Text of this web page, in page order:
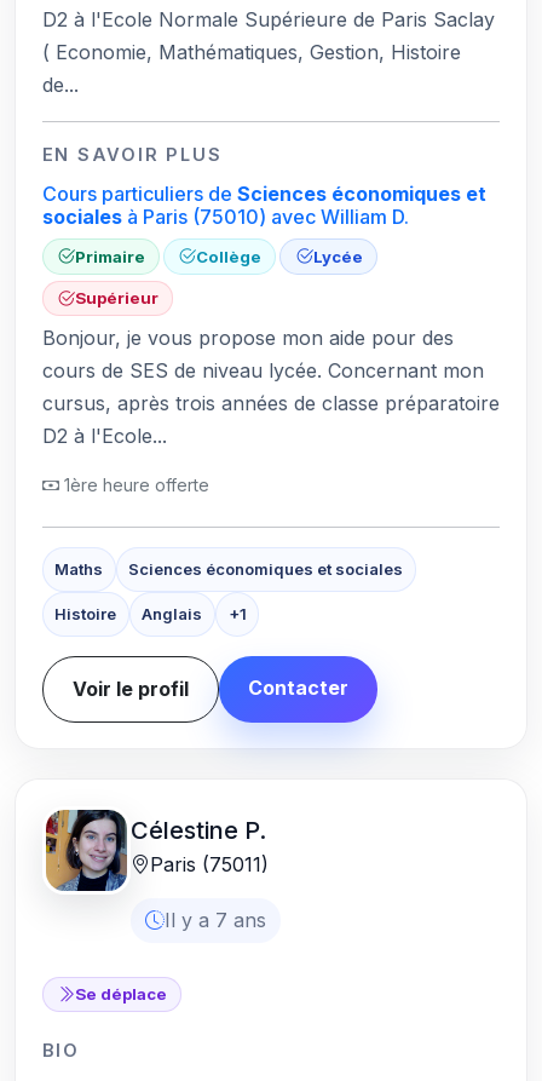
D2 à l'Ecole Normale Supérieure de Paris Saclay
( Economie, Mathématiques, Gestion, Histoire
de...
EN SAVOIR PLUS
Cours particuliers de Sciences économiques et
socialesà Paris (75010) avec William D.
Primaire Collège Lycée
Supérieur
Bonjour, je vous propose mon aide pour des
cours de SES de niveau lycée. Concernant mon
cursus, après trois années de classe préparatoire
D2 à l'Ecole...
1ère heure offerte
Maths Sciences économiques et sociales
Histoire Anglais +1
Voir le profil Contacter
Célestine P.
Paris (75011)
Il y a 7 ans
Se déplace
BIO